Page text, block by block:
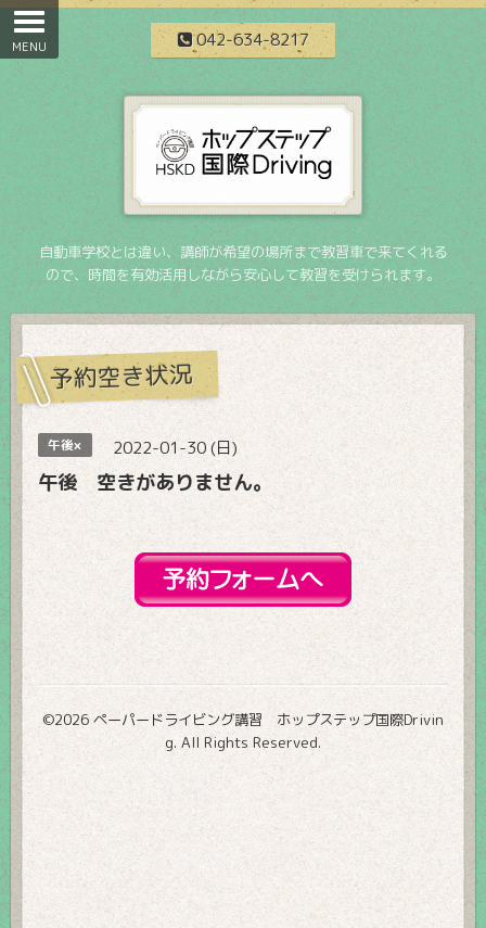
042-634-8217
自動車学校とは違い、講師が希望の場所まで教習車で来てくれる
ので、時間を有効活用しながら安心して教習を受けられます。
予約空き状況
午後× 2022-01-30 (日)
午後 空きがありません。
©2026 ペーパードライビング講習 ホップステップ国際Drivin
g. All Rights Reserved.